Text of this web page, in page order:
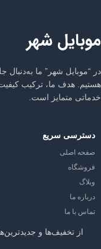
موبایل شهر
در “موبایل شهر” ما
هستیم. هدف ما، ترکیب
خدماتی متمایز است.
دسترسی سریع
صفحه اصلی
فروشگاه
وبلاگ
درباره ما
تماس با ما
از تخفیف‌ها و